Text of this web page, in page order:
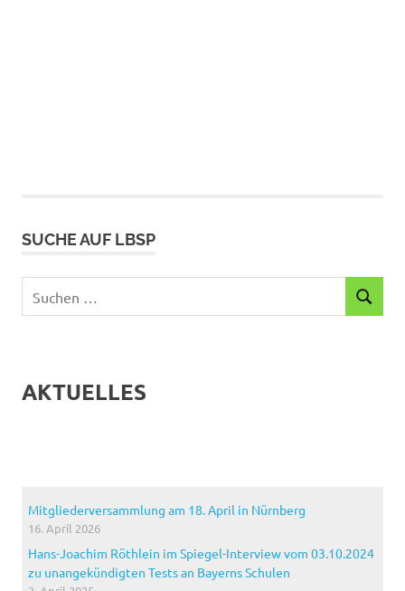
SUCHE AUF LBSP
nach:
SUCHEN
AKTUELLES
Mitgliederversammlung am 18. April in Nürnberg
16. April 2026
Hans-Joachim Röthlein im Spiegel-Interview vom 03.10.2024
zu unangekündigten Tests an Bayerns Schulen